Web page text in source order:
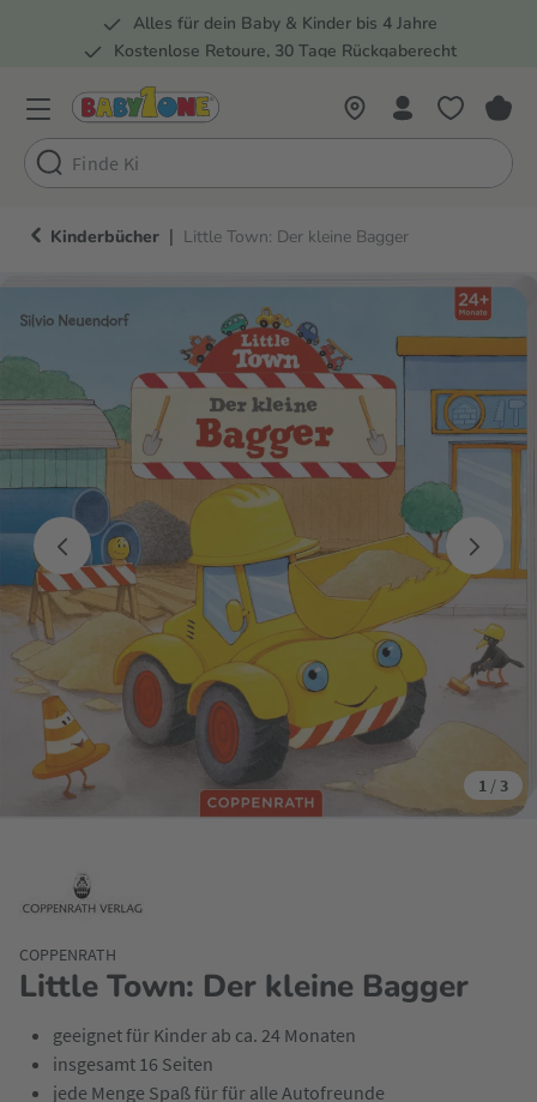
Zur Hauptnavigation springen
Alles für dein Baby & Kinder bis 4 Jahre
Kostenlose Retoure, 30 Tage Rückgaberecht
Kinderbücher | Little Town: Der kleine Bagger
1 / 3
Little Town: Der kleine Bagger
COPPENRATH
geeignet für Kinder ab ca. 24 Monaten
insgesamt 16 Seiten
jede Menge Spaß für für alle Autofreunde